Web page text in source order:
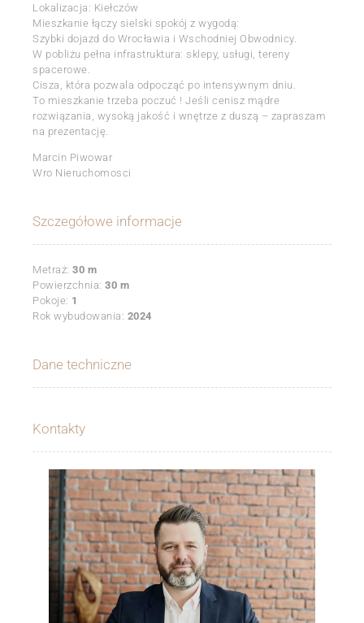
Lokalizacja: Kiełczów
Mieszkanie łączy sielski spokój z wygodą:
Szybki dojazd do Wrocławia i Wschodniej Obwodnicy.
W pobliżu pełna infrastruktura: sklepy, usługi, tereny
spacerowe.
Cisza, która pozwala odpocząć po intensywnym dniu.
To mieszkanie trzeba poczuć ! Jeśli cenisz mądre
rozwiązania, wysoką jakość i wnętrze z duszą – zapraszam
na prezentację.
Marcin Piwowar
Wro Nieruchomosci
Szczegółowe informacje
Metraż: 30 m
Powierzchnia: 30 m
Pokoje: 1
Rok wybudowania: 2024
Dane techniczne
Kontakty